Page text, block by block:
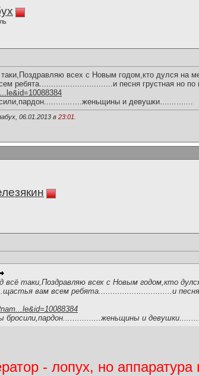
всех с Новым годом,кто дулся на
ребята...............................и песня грустная но
и девушки..............
06.01.2013 в 23:01
всё таки,Поздравляю всех с Новым годом,кто
вам всем ребята...............................и
бросили,пардон................женьщины и
- лопух, но аппаратура